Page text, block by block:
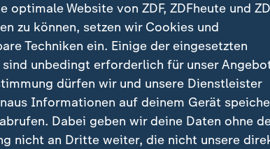
optimale Website von ZDF, ZDFheute und
zu können, setzen wir Cookies und
Techniken ein. Einige der eingesetzten
sind unbedingt erforderlich für unser
dürfen wir und unsere Dienstleister
Informationen auf deinem Gerät
Dabei geben wir deine Daten ohne
nicht an Dritte weiter, die nicht unsere